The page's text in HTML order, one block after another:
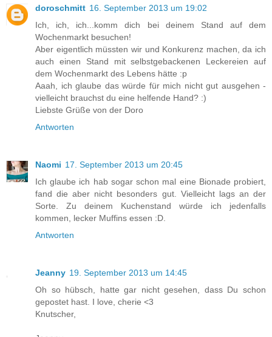
doroschmitt 16. September 2013 um 19:02
Ich, ich, ich...komm dich bei deinem Stand auf dem
Wochenmarkt besuchen!
Aber eigentlich müssten wir und Konkurenz machen, da ich
auch einen Stand mit selbstgebackenen Leckereien auf
dem Wochenmarkt des Lebens hätte :p
Aaah, ich glaube das würde für mich nicht gut ausgehen -
vielleicht brauchst du eine helfende Hand? :)
Liebste Grüße von der Doro
Antworten
Naomi 17. September 2013 um 20:45
Ich glaube ich hab sogar schon mal eine Bionade probiert,
fand die aber nicht besonders gut. Vielleicht lags an der
Sorte. Zu deinem Kuchenstand würde ich jedenfalls
kommen, lecker Muffins essen :D.
Antworten
Jeanny 19. September 2013 um 14:45
Oh so hübsch, hatte gar nicht gesehen, dass Du schon
gepostet hast. I love, cherie <3
Knutscher,